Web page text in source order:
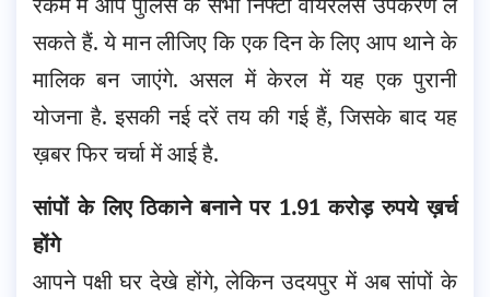
सकते हैं. ये मान लीजिए कि एक दिन के लिए आप थाने के
मालिक बन जाएंगे. असल में केरल में यह एक पुरानी
योजना है. इसकी नई दरें तय की गई हैं, जिसके बाद यह
ख़बर फिर चर्चा में आई है.
सांपों के लिए ठिकाने बनाने पर 1.91 करोड़ रुपये ख़र्च
होंगे
आपने पक्षी घर देखे होंगे, लेकिन उदयपुर में अब सांपों के